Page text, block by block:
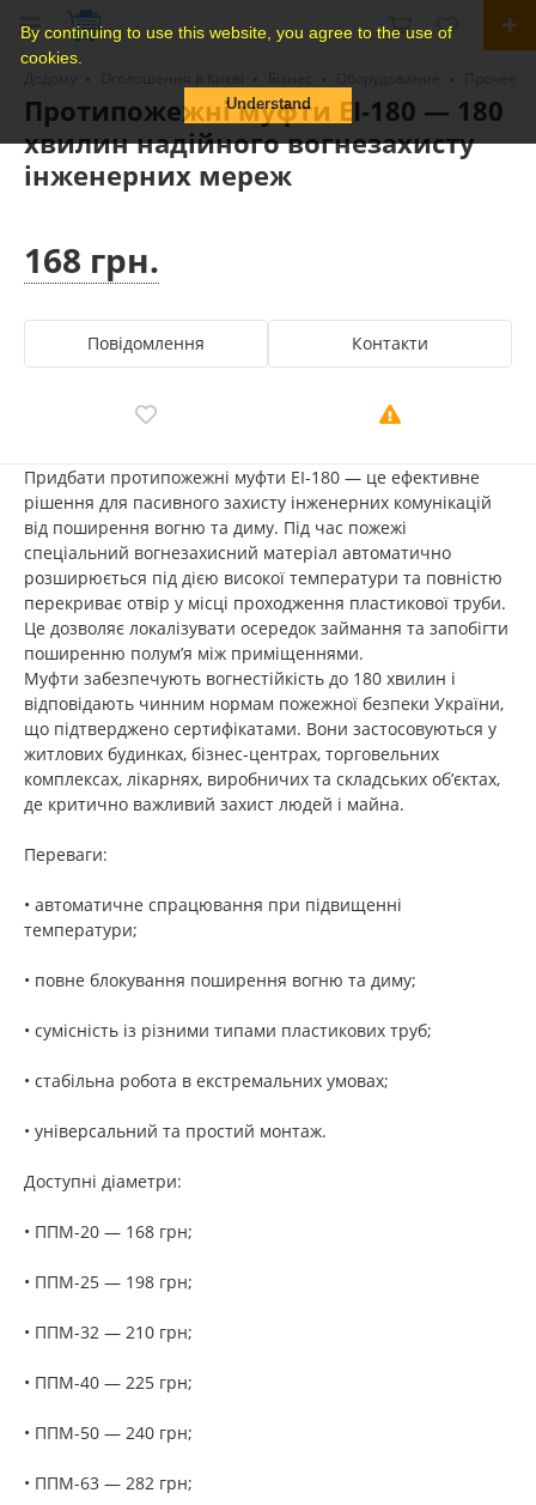
By continuing to use this website, you agree to the use of
cookies.
Understand
Протипожежні муфти EI-180 — 180
хвилин надійного вогнезахисту
інженерних мереж
168 грн.
Повідомлення Контакти
Придбати протипожежні муфти EI-180 — це ефективне
рішення для пасивного захисту інженерних комунікацій
від поширення вогню та диму. Під час пожежі
спеціальний вогнезахисний матеріал автоматично
розширюється під дією високої температури та повністю
перекриває отвір у місці проходження пластикової труби.
Це дозволяє локалізувати осередок займання та запобігти
поширенню полум’я між приміщеннями.
Муфти забезпечують вогнестійкість до 180 хвилин і
відповідають чинним нормам пожежної безпеки України,
що підтверджено сертифікатами. Вони застосовуються у
житлових будинках, бізнес-центрах, торговельних
комплексах, лікарнях, виробничих та складських об’єктах,
де критично важливий захист людей і майна.
Переваги:
• автоматичне спрацювання при підвищенні
температури;
• повне блокування поширення вогню та диму;
• сумісність із різними типами пластикових труб;
• стабільна робота в екстремальних умовах;
• універсальний та простий монтаж.
Доступні діаметри:
• ППМ-20 — 168 грн;
• ППМ-25 — 198 грн;
• ППМ-32 — 210 грн;
• ППМ-40 — 225 грн;
• ППМ-50 — 240 грн;
• ППМ-63 — 282 грн;